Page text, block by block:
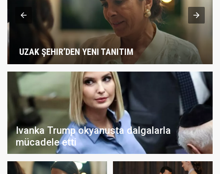
UZAK ŞEHIR’DEN YENI TANITIM
Ivanka Trump okyanusta dalgalarla
mücadele etti